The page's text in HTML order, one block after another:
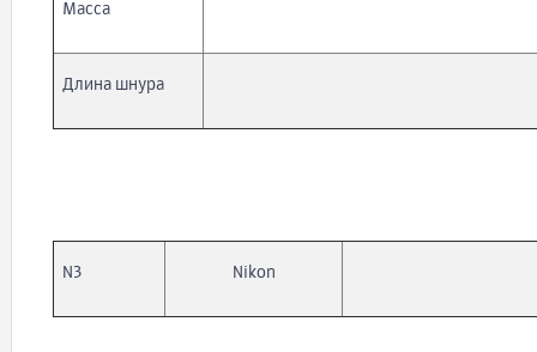
Масса
Длина шнура
N3 Nikon